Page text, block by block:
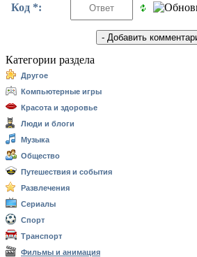
Код *:
Категории раздела
Другое
Компьютерные игры
Красота и здоровье
Люди и блоги
Музыка
Общество
Путешествия и события
Развлечения
Сериалы
Спорт
Транспорт
Фильмы и анимация